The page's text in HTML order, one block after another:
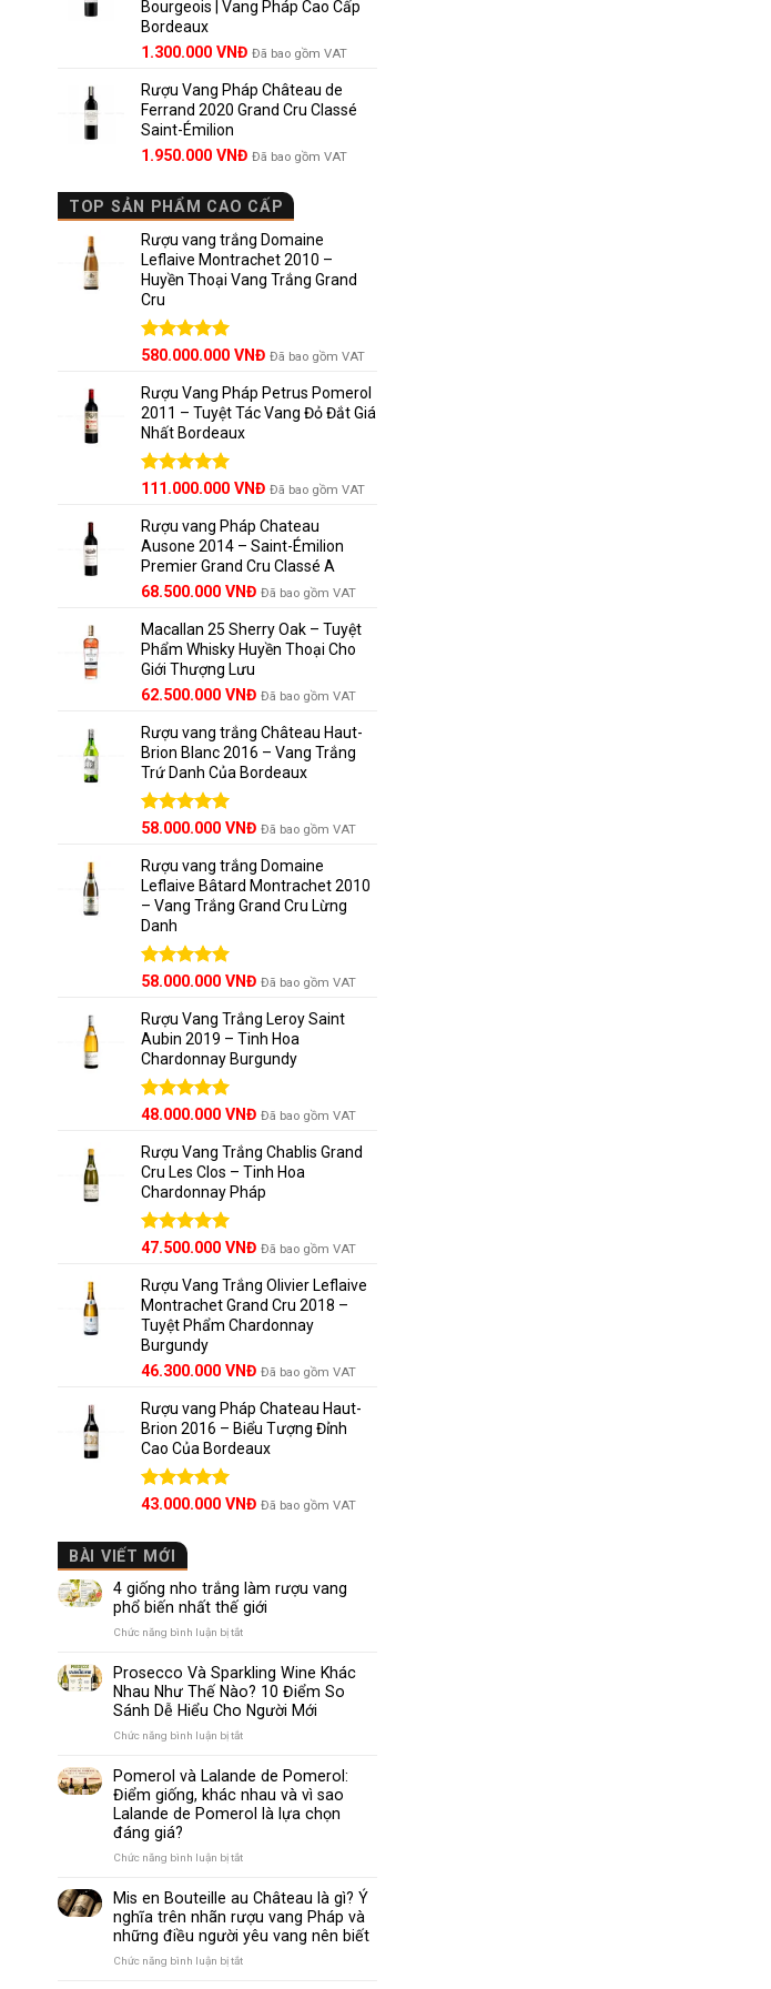
1.800.000 VNĐ.
Bourgeois | Vang Pháp Cao Cấp
Bordeaux
Giá
là:
1.850.000 VNĐ.
1.300.000 VNĐGiá
tại
là:
Đã bao gồm VAT
Rượu Vang Pháp Château de
Ferrand 2020 Grand Cru Classé
Saint-Émilion
Giá
là:
2.800.000 VNĐ.
1.950.000 VNĐGiá
tại
là:
1.950.000 VNĐ.
Đã bao gồm VAT
TOP SẢN PHẨM CAO CẤP
Rượu vang trắng Domaine
Leflaive Montrachet 2010 –
Huyền Thoại Vang Trắng Grand
Cru
Được xếp
5 sao
580.000.000 VNĐ Đã bao gồm VAT
Rượu Vang Pháp Petrus Pomerol
2011 – Tuyệt Tác Vang Đỏ Đắt Giá
Nhất Bordeaux
Được xếp
5 sao
Giá
là:
125.000.000 VNĐ.
111.000.000 VNĐGiá
tại
là:
111.000.000 VNĐ.
Đã bao gồm VAT
Rượu vang Pháp Chateau
Ausone 2014 – Saint-Émilion
Premier Grand Cru Classé A
68.500.000 VNĐ Đã bao gồm VAT
Macallan 25 Sherry Oak – Tuyệt
Phẩm Whisky Huyền Thoại Cho
Giới Thượng Lưu
Giá
là:
65.000.000 VNĐ.
62.500.000 VNĐGiá
tại
là:
62.500.000 VNĐ.
Đã bao gồm VAT
Rượu vang trắng Château Haut-
Brion Blanc 2016 – Vang Trắng
Trứ Danh Của Bordeaux
Được xếp
5 sao
58.000.000 VNĐ Đã bao gồm VAT
Rượu vang trắng Domaine
Leflaive Bâtard Montrachet 2010
– Vang Trắng Grand Cru Lừng
Danh
Được xếp
5 sao
58.000.000 VNĐ Đã bao gồm VAT
Rượu Vang Trắng Leroy Saint
Aubin 2019 – Tinh Hoa
Chardonnay Burgundy
Được xếp
5 sao
48.000.000 VNĐ Đã bao gồm VAT
Rượu Vang Trắng Chablis Grand
Cru Les Clos – Tinh Hoa
Chardonnay Pháp
Được xếp
5 sao
47.500.000 VNĐ Đã bao gồm VAT
Rượu Vang Trắng Olivier Leflaive
Montrachet Grand Cru 2018 –
Tuyệt Phẩm Chardonnay
Burgundy
46.300.000 VNĐ Đã bao gồm VAT
Rượu vang Pháp Chateau Haut-
Brion 2016 – Biểu Tượng Đỉnh
Cao Của Bordeaux
Được xếp
5 sao
43.000.000 VNĐ Đã bao gồm VAT
BÀI VIẾT MỚI
4 giống nho trắng làm rượu vang
phổ biến nhất thế giới
Chức năng bình luận bị tắtở
giống
nho
trắng
làm
biến
nhất
thế
Prosecco Và Sparkling Wine Khác
Nhau Như Thế Nào? 10 Điểm So
Sánh Dễ Hiểu Cho Người Mới
Chức năng bình luận bị tắtở
Và
Sparkling
Wine
Khác
10
Điểm
So
Dễ
Pomerol và Lalande de Pomerol:
Điểm giống, khác nhau và vì sao
Lalande de Pomerol là lựa chọn
đáng giá?
Chức năng bình luận bị tắtở
Lalande
de
Pomerol:
Mis en Bouteille au Château là gì? Ý
nghĩa trên nhãn rượu vang Pháp và
những điều người yêu vang nên biết
Chức năng bình luận bị tắtở